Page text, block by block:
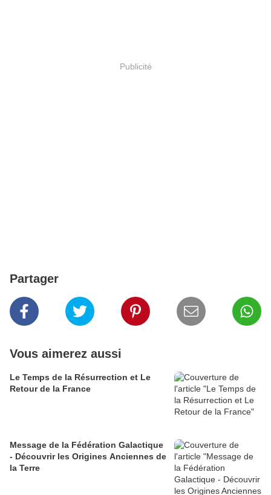
Publicité
Partager
Vous aimerez aussi
Le Temps de la Résurrection et Le
Retour de la France
Message de la Fédération Galactique
- Découvrir les Origines Anciennes de
la Terre